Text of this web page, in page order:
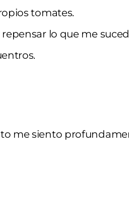
tomates.
lo que me
me siento